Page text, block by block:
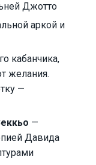
Джотто
аркой и
кабанчика,
желания.
—
—
Давида